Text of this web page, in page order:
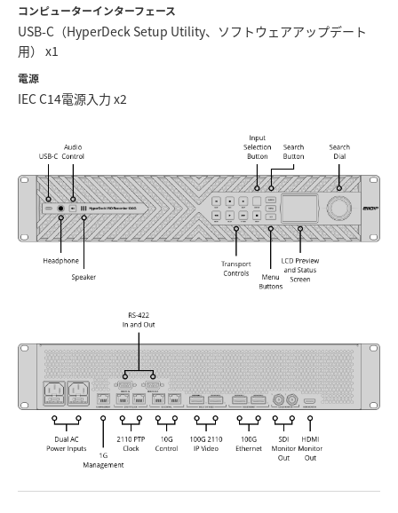
コンピューターインターフェース
USB-C（HyperDeck Setup Utility、ソフトウェアアップデート
用） x1
電源
IEC C14電源入力 x2